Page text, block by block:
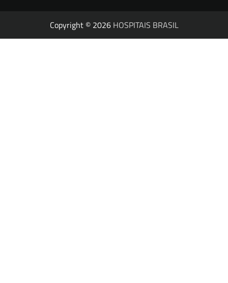
Copyright © 2026 HOSPITAIS BRASIL